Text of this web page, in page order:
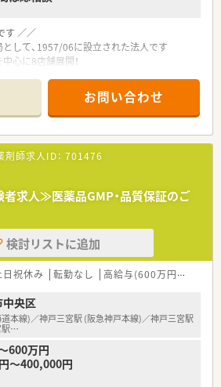
す ／／
して、1957/06に設立された法人です
心に8店舗展開！
／／
る調剤薬局で、各線三宮駅から通勤可能！
す◎
科、漢方、皮膚科、アレルギー科で、処方箋枚
程度
変動する可能性有
／
よる増員募集！
ブランクや経験が浅い方も是非ご検討くだ
が可能な方歓迎！
お問い合わせ
剤師求人ID： 701476
者求人≫医薬品GMP・品質保証のご
検討リストに追加
日祝休み 転勤なし 高給与(600万円以上)
央区
本線)／神戸三宮駅 (阪急神戸本線)／神戸三宮駅
…
600万円
～400,000円